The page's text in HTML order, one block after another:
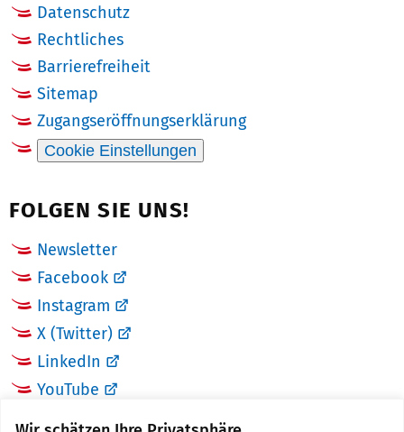
Datenschutz
Rechtliches
Barrierefreiheit
Sitemap
Zugangseröffnungserklärung
Cookie Einstellungen
FOLGEN SIE UNS!
Newsletter
Facebook
Instagram
X (Twitter)
LinkedIn
YouTube